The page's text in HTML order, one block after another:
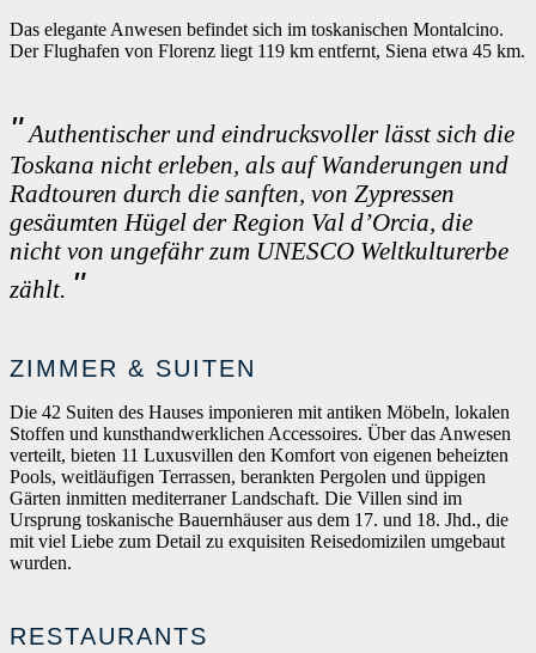
Das elegante Anwesen befindet sich im toskanischen Montalcino.
Der Flughafen von Florenz liegt 119 km entfernt, Siena etwa 45 km.
Authentischer und eindrucksvoller lässt sich die
Toskana nicht erleben, als auf Wanderungen und
Radtouren durch die sanften, von Zypressen
gesäumten Hügel der Region Val d’Orcia, die
nicht von ungefähr zum UNESCO Weltkulturerbe
zählt.
ZIMMER & SUITEN
Die 42 Suiten des Hauses imponieren mit antiken Möbeln, lokalen
Stoffen und kunsthandwerklichen Accessoires. Über das Anwesen
verteilt, bieten 11 Luxusvillen den Komfort von eigenen beheizten
Pools, weitläufigen Terrassen, berankten Pergolen und üppigen
Gärten inmitten mediterraner Landschaft. Die Villen sind im
Ursprung toskanische Bauernhäuser aus dem 17. und 18. Jhd., die
mit viel Liebe zum Detail zu exquisiten Reisedomizilen umgebaut
wurden.
RESTAURANTS